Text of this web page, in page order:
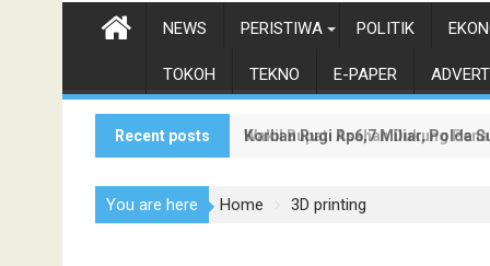
NEWS PERISTIWA POLITIK
TOKOH TEKNO E-PAPER
Recent posts Korban Rugi Rp6,7 Miliar, Polda
Wakil Bupati Asahan Dukung
You are here Home 3D printing